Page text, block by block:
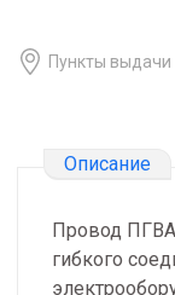
Пункты выдачи
Описание
Провод ПГВА
гибкого